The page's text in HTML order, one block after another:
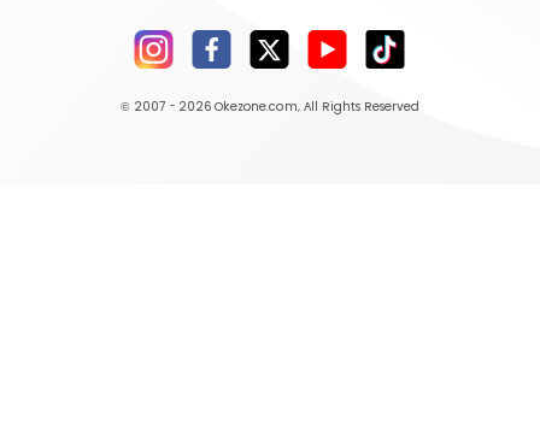
© 2007 - 2026 Okezone.com, All Rights Reserved